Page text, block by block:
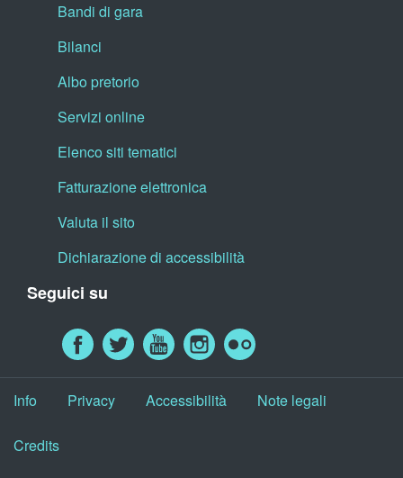
Bandi di gara
Bilanci
Albo pretorio
Servizi online
Elenco siti tematici
Fatturazione elettronica
Valuta il sito
Dichiarazione di accessibilità
Seguici su
Info Privacy Accessibilità Note legali
Credits